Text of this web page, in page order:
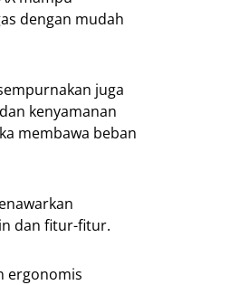
dengan mudah
juga
kenyamanan
membawa beban
dan fitur-fitur.
ergonomis